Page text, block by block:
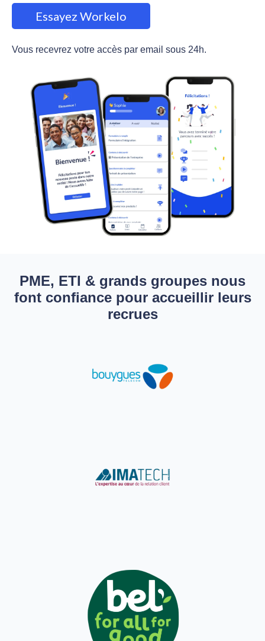
Vous recevrez votre accès par email sous 24h.
PME, ETI & grands groupes nous
font confiance pour accueillir leurs
recrues